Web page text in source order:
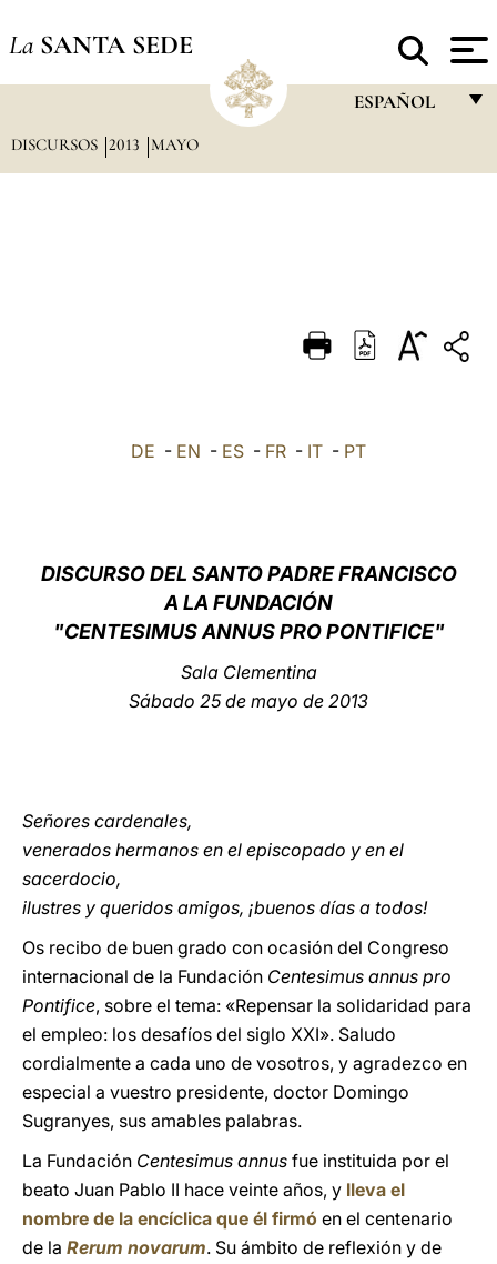
La SANTA SEDE
ESPAÑOL
DEUTSCH
العربيّة
DISCURSOS 2013 MAYO
DE - EN - ES - FR - IT - PT
DISCURSO DEL SANTO PADRE FRANCISCO
A LA FUNDACIÓN
"CENTESIMUS ANNUS PRO PONTIFICE"
Sala Clementina
Sábado 25 de mayo de 2013
Señores cardenales,
venerados hermanos en el episcopado y en el
sacerdocio,
ilustres y queridos amigos, ¡buenos días a todos!
Os recibo de buen grado con ocasión del Congreso
internacional de la Fundación Centesimus annus pro
Pontifice, sobre el tema: «Repensar la solidaridad para
el empleo: los desafíos del siglo XXI». Saludo
cordialmente a cada uno de vosotros, y agradezco en
especial a vuestro presidente, doctor Domingo
Sugranyes, sus amables palabras.
La Fundación Centesimus annus fue instituida por el
beato Juan Pablo II hace veinte años, y lleva el
nombre de la encíclica que él firmó en el centenario
de la Rerum novarum. Su ámbito de reflexión y de